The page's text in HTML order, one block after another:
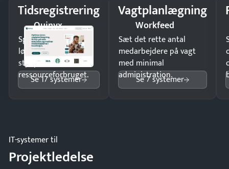
Tidsregistrering
Quinyx
Spar tid på
lønberegning og få
styr på
ressourceforbruget.
Se 17 systemer
Vagtplanlægning
Workfeed
Sæt det rette antal
medarbejdere på vagt
med minimal
administration.
Se 7 systemer
IT-systemer til
Projektledelse